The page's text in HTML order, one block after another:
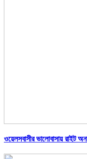
ওয়েলসবাসীর ভালোবাসায় রাইট